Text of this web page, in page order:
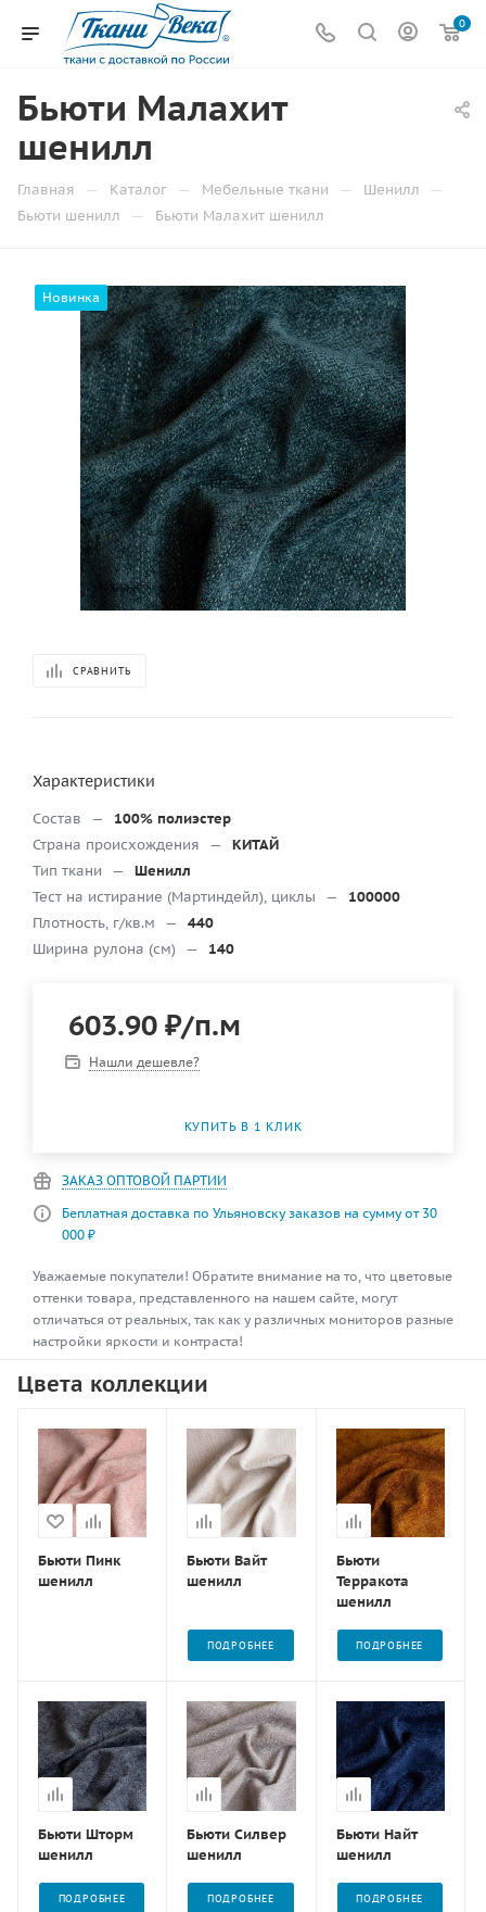
0
Бьюти Малахит
шенилл
Главная — Каталог — Мебельные ткани — Шенилл —
Бьюти шенилл — Бьюти Малахит шенилл
Новинка
СРАВНИТЬ
Характеристики
Состав —
100% полиэстер
Страна происхождения
—
КИТАЙ
Тип ткани
—
Шенилл
Тест на истирание (Мартиндейл), циклы
—
100000
Плотность, г/кв.м
—
440
Ширина рулона (см) — 140
603.90 ₽/п.м
Нашли дешевле?
КУПИТЬ В 1 КЛИК
ЗАКАЗ ОПТОВОЙ ПАРТИИ
Беплатная доставка по Ульяновску заказов на сумму от 30
000 ₽
Уважаемые покупатели! Обратите внимание на то, что цветовые
оттенки товара, представленного на нашем сайте, могут
отличаться от реальных, так как у различных мониторов разные
настройки яркости и контраста!
Цвета коллекции
Бьюти Пинк
шенилл
Бьюти Вайт
шенилл
ПОДРОБНЕЕ
Бьюти
Терракота
шенилл
ПОДРОБНЕЕ
Бьюти Шторм
шенилл
ПОДРОБНЕЕ
Бьюти Силвер
шенилл
ПОДРОБНЕЕ
Бьюти Найт
шенилл
ПОДРОБНЕЕ